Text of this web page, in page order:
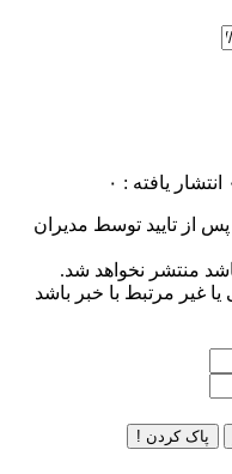
انتشار یافته : ۰
از تایید توسط مدیران
منتشر نخواهد شد.
غیر مرتبط با خبر باشد
پاک کردن !